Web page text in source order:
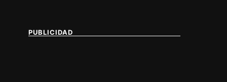
PUBLICIDAD